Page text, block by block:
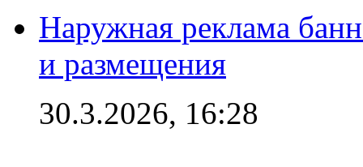
Наружная реклама
и размещения
30.3.2026, 16:28